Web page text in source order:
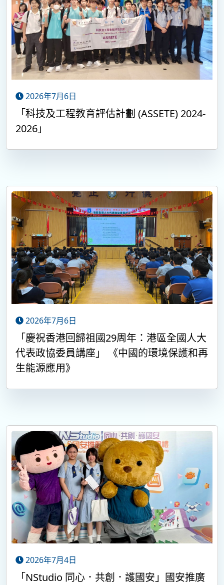
2026年7月6日
「科技及工程教育評估計劃 (ASSETE) 2024-
2026」
2026年7月6日
「慶祝香港回歸祖國29周年：港區全國人大
代表政協委員講座」 《中國的環境保護和再
生能源應用》
2026年7月4日
「NStudio 同心．共創．護國安」國安推廣